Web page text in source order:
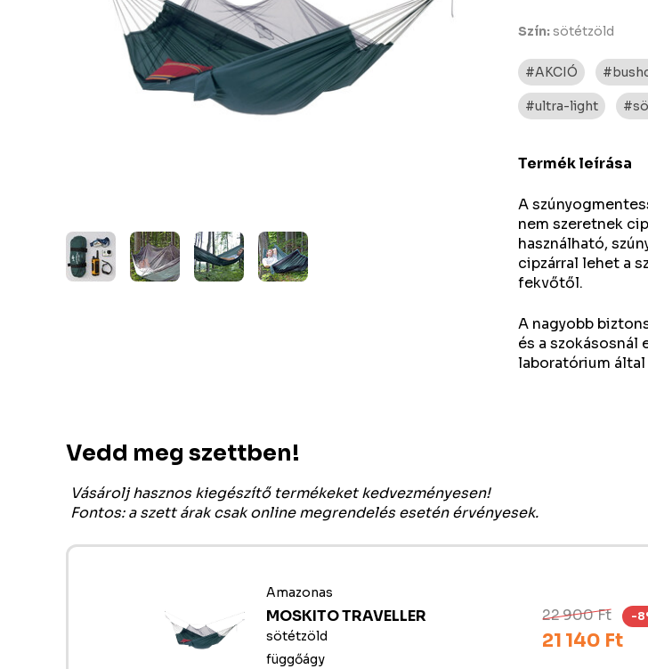
Szín:sötétzöld
#AKCIÓ
#ultra-light
Termék leírása
A
nem szeretnek
használható,
cipzárral lehet a
fekvőtől.
A nagyobb
és a
laboratórium által
Vedd meg szettben!
Vásárolj hasznos kiegészítő termékeket kedvezményesen!
Fontos: a szett árak csak online megrendelés esetén érvényesek.
Amazonas
MOSKITO TRAVELLER
sötétzöld
függőágy
22 900 Ft -
21 140 Ft